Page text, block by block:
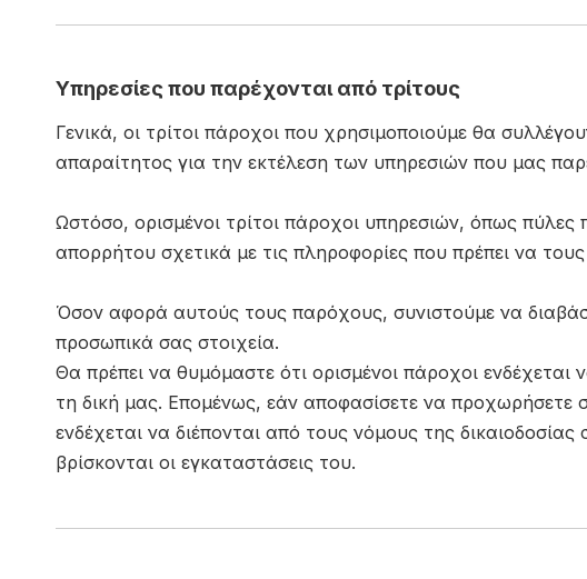
Υπηρεσίες που παρέχονται από τρίτους
Γενικά, οι τρίτοι πάροχοι που χρησιμοποιούμε θα
απαραίτητος για την εκτέλεση των υπηρεσιών που μας
Ωστόσο, ορισμένοι τρίτοι πάροχοι υπηρεσιών, όπως
απορρήτου σχετικά με τις πληροφορίες που πρέπει να
Όσον αφορά αυτούς τους παρόχους, συνιστούμε να
προσωπικά σας στοιχεία.
Θα πρέπει να θυμόμαστε ότι ορισμένοι πάροχοι ενδέχεται
τη δική μας. Επομένως, εάν αποφασίσετε να προχωρήσετε
ενδέχεται να διέπονται από τους νόμους της
βρίσκονται οι εγκαταστάσεις του.